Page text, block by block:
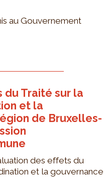
au Gouvernement
Traité sur la
et la
de Bruxelles-
des effets du
et la gouvernance